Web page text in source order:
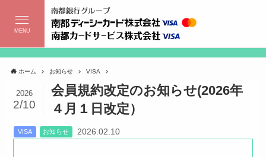
MENU
ホーム お知らせ VISA
会員規約改定のお知らせ(2026年
４月１日改定）
2026
2/10
VISA お知らせ 2026.02.10